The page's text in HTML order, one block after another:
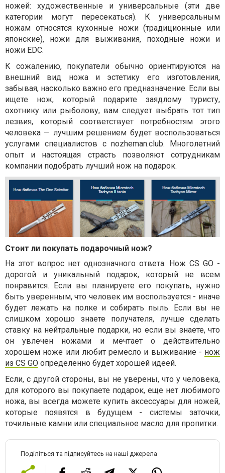
ножей: художественные и универсальные (эти две
категории могут пересекаться). К универсальным
ножам относятся кухонные ножи (традиционные или
японские), ножи для выживания, походные ножи и
ножи EDC.
К сожалению, покупатели обычно ориентируются на
внешний вид ножа и эстетику его изготовления,
забывая, насколько важно его предназначение. Если вы
ищете нож, который подарите заядлому туристу,
охотнику или рыболову, вам следует выбрать тот тип
лезвия, который соответствует потребностям этого
человека — лучшим решением будет воспользоваться
услугами специалистов с nozheman.club. Многолетний
опыт и настоящая страсть позволяют сотрудникам
компании подобрать лучший нож на подарок.
Стоит ли покупать подарочный нож?
На этот вопрос нет однозначного ответа. Нож CS GO -
дорогой и уникальный подарок, который не всем
понравится. Если вы планируете его покупать, нужно
быть уверенным, что человек им воспользуется - иначе
будет лежать на полке и собирать пыль. Если вы не
слишком хорошо знаете получателя, лучше сделать
ставку на нейтральные подарки, но если вы знаете, что
он увлечен ножами и мечтает о действительно
хорошем ноже или любит ремесло и выживание - нож
из CS GO определенно будет хорошей идеей.
Если, с другой стороны, вы не уверены, что у человека,
для которого вы покупаете подарок, еще нет любимого
ножа, вы всегда можете купить аксессуары для ножей,
которые появятся в будущем - системы заточки,
точильные камни или специальное масло для пропитки.
Поділіться та підписуйтесь на наші джерела